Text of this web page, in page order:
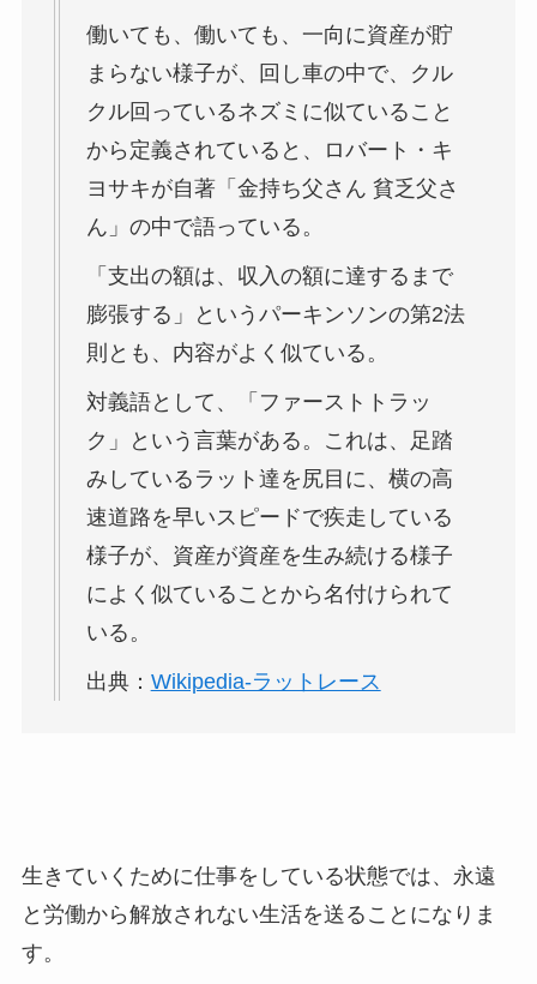
働いても、働いても、一向に資産が貯
まらない様子が、回し車の中で、クル
クル回っているネズミに似ていること
から定義されていると、ロバート・キ
ヨサキが自著「金持ち父さん 貧乏父さ
ん」の中で語っている。
「支出の額は、収入の額に達するまで
膨張する」というパーキンソンの第2法
則とも、内容がよく似ている。
対義語として、「ファーストトラッ
ク」という言葉がある。これは、足踏
みしているラット達を尻目に、横の高
速道路を早いスピードで疾走している
様子が、資産が資産を生み続ける様子
によく似ていることから名付けられて
いる。
出典： Wikipedia-ラットレース
生きていくために仕事をしている状態では、永遠
と労働から解放されない生活を送ることになりま
す。